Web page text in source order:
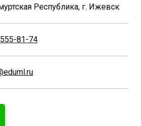
Республика, г. Ижевск
81-74